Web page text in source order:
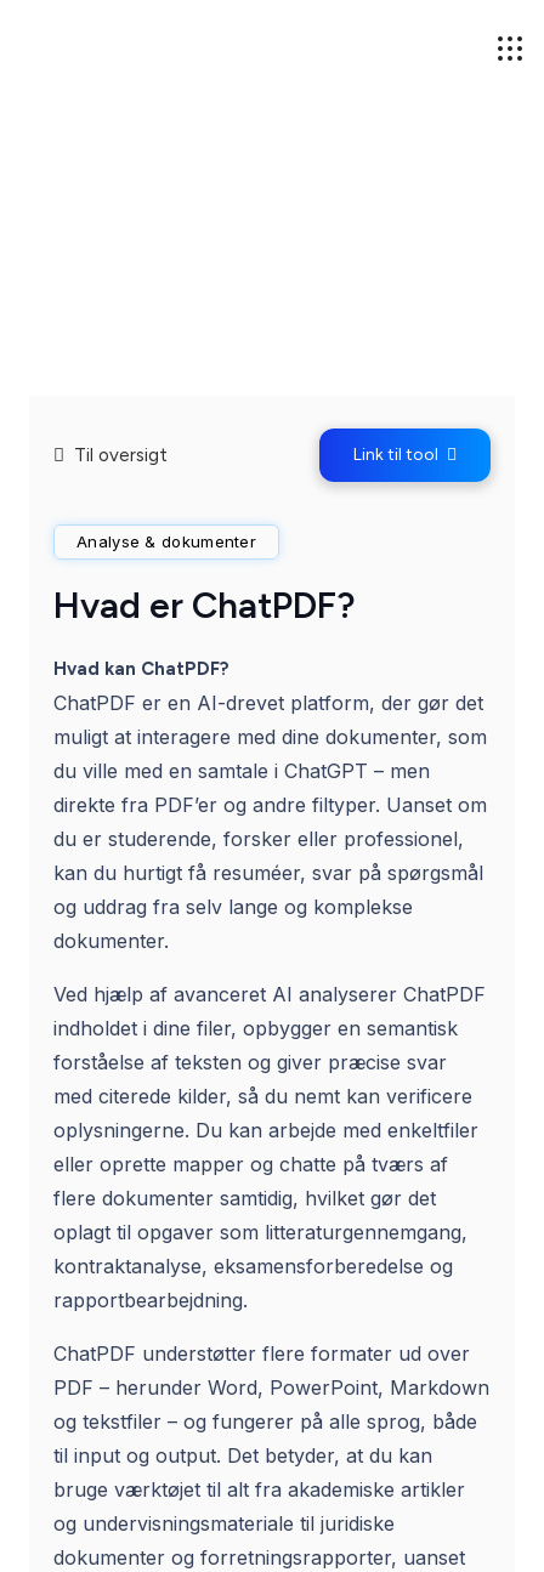
Til oversigt Link til tool
Analyse & dokumenter
Hvad er ChatPDF?
Hvad kan ChatPDF?
ChatPDF er en AI-drevet platform, der gør det
muligt at interagere med dine dokumenter, som
du ville med en samtale i ChatGPT – men
direkte fra PDF’er og andre filtyper. Uanset om
du er studerende, forsker eller professionel,
kan du hurtigt få resuméer, svar på spørgsmål
og uddrag fra selv lange og komplekse
dokumenter.
Ved hjælp af avanceret AI analyserer ChatPDF
indholdet i dine filer, opbygger en semantisk
forståelse af teksten og giver præcise svar
med citerede kilder, så du nemt kan verificere
oplysningerne. Du kan arbejde med enkeltfiler
eller oprette mapper og chatte på tværs af
flere dokumenter samtidig, hvilket gør det
oplagt til opgaver som litteraturgennemgang,
kontraktanalyse, eksamensforberedelse og
rapportbearbejdning.
ChatPDF understøtter flere formater ud over
PDF – herunder Word, PowerPoint, Markdown
og tekstfiler – og fungerer på alle sprog, både
til input og output. Det betyder, at du kan
bruge værktøjet til alt fra akademiske artikler
og undervisningsmateriale til juridiske
dokumenter og forretningsrapporter, uanset